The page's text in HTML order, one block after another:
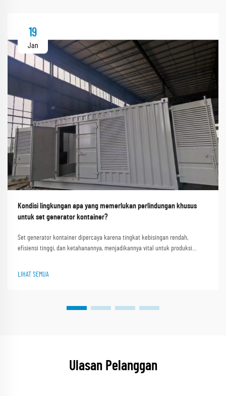
19
Jan
Kondisi lingkungan apa yang memerlukan perlindungan khusus
untuk set generator kontainer?
Set generator kontainer dipercaya karena tingkat kebisingan rendah,
efisiensi tinggi, dan ketahanannya, menjadikannya vital untuk produksi
LIHAT SEMUA
Ulasan Pelanggan